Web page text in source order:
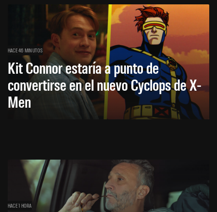
HACE 46 MINUTOS
Kit Connor estaría a punto de
convertirse en el nuevo Cyclops de X-
Men
HACE 1 HORA